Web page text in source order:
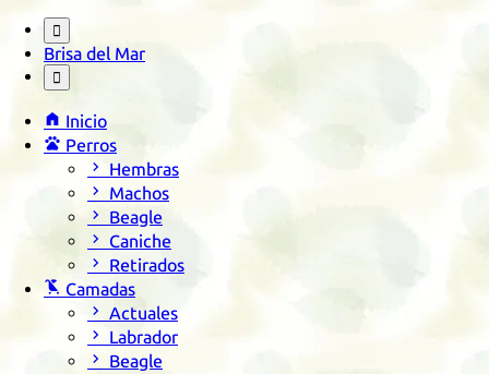

Brisa del Mar

 Inicio
 Perros
 Hembras
 Machos
 Beagle
 Caniche
 Retirados
 Camadas
 Actuales
 Labrador
 Beagle